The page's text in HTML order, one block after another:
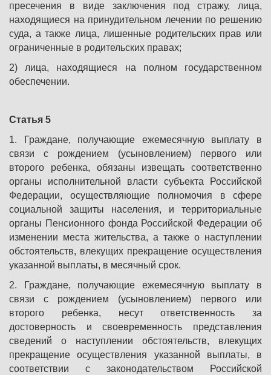
пресечения в виде заключения под стражу, лица,
находящиеся на принудительном лечении по решению
суда, а также лица, лишенные родительских прав или
ограниченные в родительских правах;
2) лица, находящиеся на полном государственном
обеспечении.
Статья 5
1. Граждане, получающие ежемесячную выплату в
связи с рождением (усыновлением) первого или
второго ребенка, обязаны извещать соответственно
органы исполнительной власти субъекта Российской
Федерации, осуществляющие полномочия в сфере
социальной защиты населения, и территориальные
органы Пенсионного фонда Российской Федерации об
изменении места жительства, а также о наступлении
обстоятельств, влекущих прекращение осуществления
указанной выплаты, в месячный срок.
2. Граждане, получающие ежемесячную выплату в
связи с рождением (усыновлением) первого или
второго ребенка, несут ответственность за
достоверность и своевременность представления
сведений о наступлении обстоятельств, влекущих
прекращение осуществления указанной выплаты, в
соответствии с законодательством Российской